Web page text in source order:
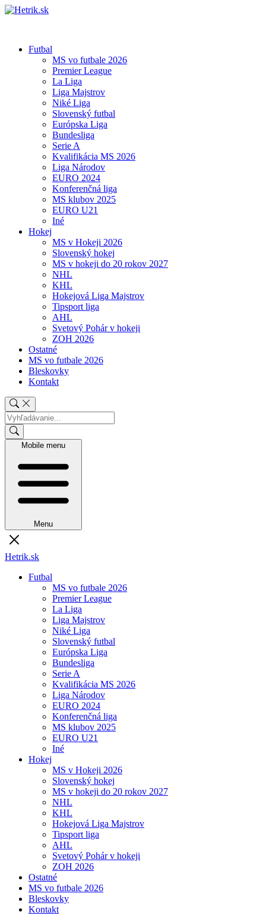
Futbal
MS vo futbale 2026
Premier League
La Liga
Liga Majstrov
Niké Liga
Slovenský futbal
Európska Liga
Bundesliga
Serie A
Kvalifikácia MS 2026
Liga Národov
EURO 2024
Konferenčná liga
MS klubov 2025
EURO U21
Iné
Hokej
MS v Hokeji 2026
Slovenský hokej
MS v hokeji do 20 rokov 2027
NHL
KHL
Hokejová Liga Majstrov
Tipsport liga
AHL
Svetový Pohár v hokeji
ZOH 2026
Ostatné
MS vo futbale 2026
Bleskovky
Kontakt
Mobile menu
Menu
Hetrik.sk
Futbal
MS vo futbale 2026
Premier League
La Liga
Liga Majstrov
Niké Liga
Slovenský futbal
Európska Liga
Bundesliga
Serie A
Kvalifikácia MS 2026
Liga Národov
EURO 2024
Konferenčná liga
MS klubov 2025
EURO U21
Iné
Hokej
MS v Hokeji 2026
Slovenský hokej
MS v hokeji do 20 rokov 2027
NHL
KHL
Hokejová Liga Majstrov
Tipsport liga
AHL
Svetový Pohár v hokeji
ZOH 2026
Ostatné
MS vo futbale 2026
Bleskovky
Kontakt